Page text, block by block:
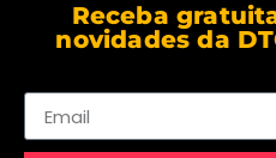
Receba
novidades da